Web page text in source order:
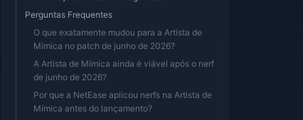
Perguntas Frequentes
O que exatamente mudou para a Artista de
Mímica no patch de junho de 2026?
A Artista de Mímica ainda é viável após o nerf
de junho de 2026?
Por que a NetEase aplicou nerfs na Artista de
Mímica antes do lançamento?